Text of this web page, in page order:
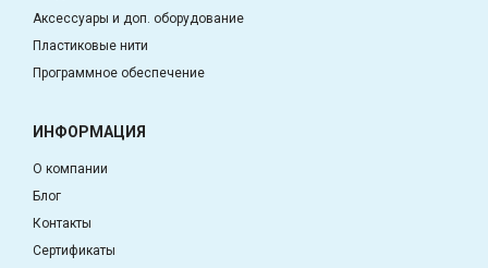
Аксессуары и доп. оборудование
Пластиковые нити
Программное обеспечение
ИНФОРМАЦИЯ
О компании
Блог
Контакты
Сертификаты